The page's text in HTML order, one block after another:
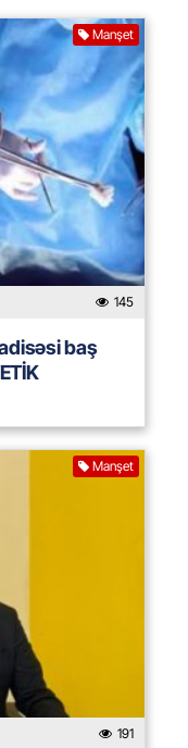
Manşet
145
baş
Manşet
191